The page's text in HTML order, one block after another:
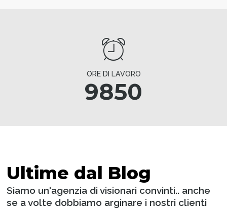
ORE DI LAVORO
9850
Ultime dal Blog
Siamo un'agenzia di visionari convinti.. anche
se a volte dobbiamo arginare i nostri clienti